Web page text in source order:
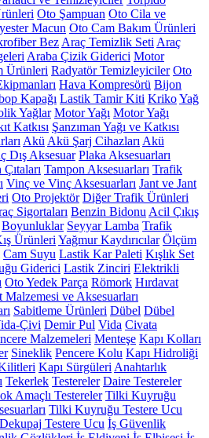
Oto Şampuan Oto Cila ve
Macun Oto Cam Bakım Ürünleri
Bez Araç Temizlik Seti Araç
Araba Çizik Giderici Motor
Ürünleri Radyatör Temizleyiciler Oto
Hava Kompresörü Bijon
Kapağı Lastik Tamir Kiti KrikoYağ
Yağlar Motor Yağı Motor Yağı
Katkısı Şanzıman Yağı ve Katkısı
Akü Akü Şarj Cihazları Akü
Dış Aksesuar Plaka Aksesuarları
Tampon Aksesuarları Trafik
Vinç ve Vinç Aksesuarları Jant ve Jant
Oto Projektör Diğer Trafik Ürünleri
Sigortaları Benzin Bidonu Acil Çıkış
Boyunluklar Seyyar Lamba Trafik
Ürünleri Yağmur Kaydırıcılar Ölçüm
Cam Suyu Lastik Kar Paleti Kışlık Set
Giderici Lastik Zinciri Elektrikli
Oto Yedek Parça Römork Hırdavat
Malzemesi ve Aksesuarları
Sabitleme Ürünleri Dübel Dübel
Çivi Demir Pul Vida Civata
Malzemeleri Menteşe Kapı Kolları
Sineklik Pencere Kolu Kapı Hidroliği
Kapı Sürgüleri Anahtarlık
Tekerlek Testereler Daire Testereler
Amaçlı Testereler Tilki Kuyruğu
Tilki Kuyruğu Testere Ucu
Dekupaj Testere Ucu İş Güvenlik